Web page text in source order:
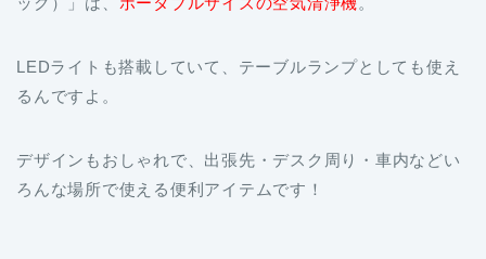
LEDライトも搭載していて、テーブルランプとしても使え
デザインもおしゃれで、出張先・デスク周り・車内などい